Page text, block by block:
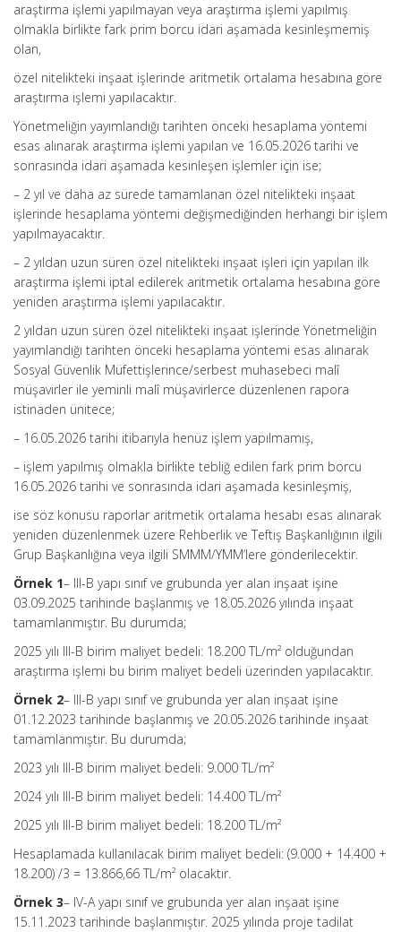
araştırma işlemi yapılmayan veya araştırma işlemi yapılmış
olmakla birlikte fark prim borcu idari aşamada kesinleşmemiş
olan,
özel nitelikteki inşaat işlerinde aritmetik ortalama hesabına göre
araştırma işlemi yapılacaktır.
Yönetmeliğin yayımlandığı tarihten önceki hesaplama yöntemi
esas alınarak araştırma işlemi yapılan ve 16.05.2026 tarihi ve
sonrasında idari aşamada kesinleşen işlemler için ise;
– 2 yıl ve daha az sürede tamamlanan özel nitelikteki inşaat
işlerinde hesaplama yöntemi değişmediğinden herhangi bir işlem
yapılmayacaktır.
– 2 yıldan uzun süren özel nitelikteki inşaat işleri için yapılan ilk
araştırma işlemi iptal edilerek aritmetik ortalama hesabına göre
yeniden araştırma işlemi yapılacaktır.
2 yıldan uzun süren özel nitelikteki inşaat işlerinde Yönetmeliğin
yayımlandığı tarihten önceki hesaplama yöntemi esas alınarak
Sosyal Güvenlik Müfettişlerince/serbest muhasebeci malî
müşavirler ile yeminli malî müşavirlerce düzenlenen rapora
istinaden ünitece;
– 16.05.2026 tarihi itibarıyla henüz işlem yapılmamış,
– işlem yapılmış olmakla birlikte tebliğ edilen fark prim borcu
16.05.2026 tarihi ve sonrasında idari aşamada kesinleşmiş,
ise söz konusu raporlar aritmetik ortalama hesabı esas alınarak
yeniden düzenlenmek üzere Rehberlik ve Teftiş Başkanlığının ilgili
Grup Başkanlığına veya ilgili SMMM/YMM’lere gönderilecektir.
Örnek 1– III-B yapı sınıf ve grubunda yer alan inşaat işine
03.09.2025 tarihinde başlanmış ve 18.05.2026 yılında inşaat
tamamlanmıştır. Bu durumda;
2025 yılı III-B birim maliyet bedeli: 18.200 TL/m² olduğundan
araştırma işlemi bu birim maliyet bedeli üzerinden yapılacaktır.
Örnek 2– III-B yapı sınıf ve grubunda yer alan inşaat işine
01.12.2023 tarihinde başlanmış ve 20.05.2026 tarihinde inşaat
tamamlanmıştır. Bu durumda;
2023 yılı III-B birim maliyet bedeli: 9.000 TL/m²
2024 yılı III-B birim maliyet bedeli: 14.400 TL/m²
2025 yılı III-B birim maliyet bedeli: 18.200 TL/m²
Hesaplamada kullanılacak birim maliyet bedeli: (9.000 + 14.400 +
18.200) /3 = 13.866,66 TL/m² olacaktır.
Örnek 3– IV-A yapı sınıf ve grubunda yer alan inşaat işine
15.11.2023 tarihinde başlanmıştır. 2025 yılında proje tadilat